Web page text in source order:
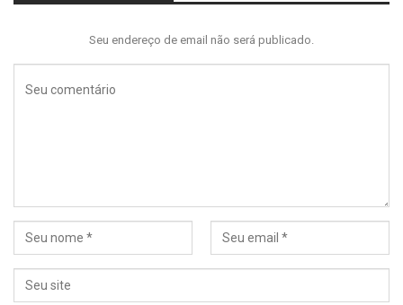
Seu endereço de email não será publicado.